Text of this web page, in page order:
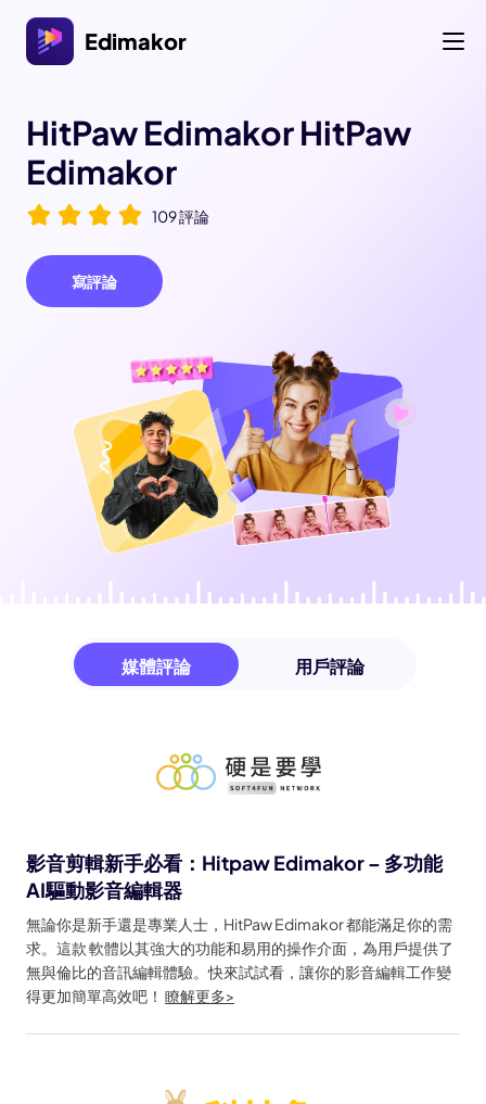
Edimakor
HitPaw EdimakorHitPaw
Edimakor
109 評論
寫評論
媒體評論 用戶評論
影音剪輯新手必看：Hitpaw Edimakor – 多功能
AI驅動影音編輯器
無論你是新手還是專業人士，HitPaw Edimakor 都能滿足你的需
求。這款 軟體以其強大的功能和易用的操作介面，為用戶提供了
無與倫比的音訊編輯體驗。快來試試看，讓你的影音編輯工作變
得更加簡單高效吧！ 瞭解更多>